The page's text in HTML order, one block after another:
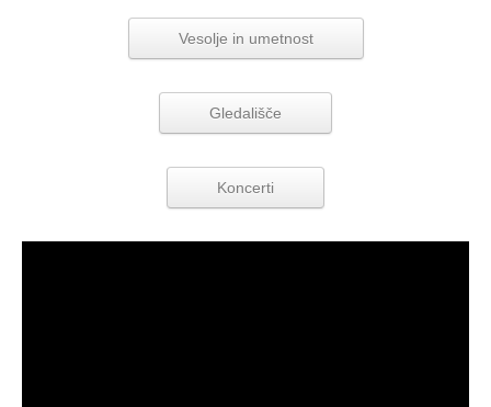
Vesolje in umetnost
Gledališče
Koncerti